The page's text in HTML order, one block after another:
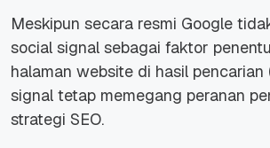
Meskipun secara resmi Google
social signal sebagai faktor
halaman website di hasil pencarian
signal tetap memegang peranan
strategi SEO.